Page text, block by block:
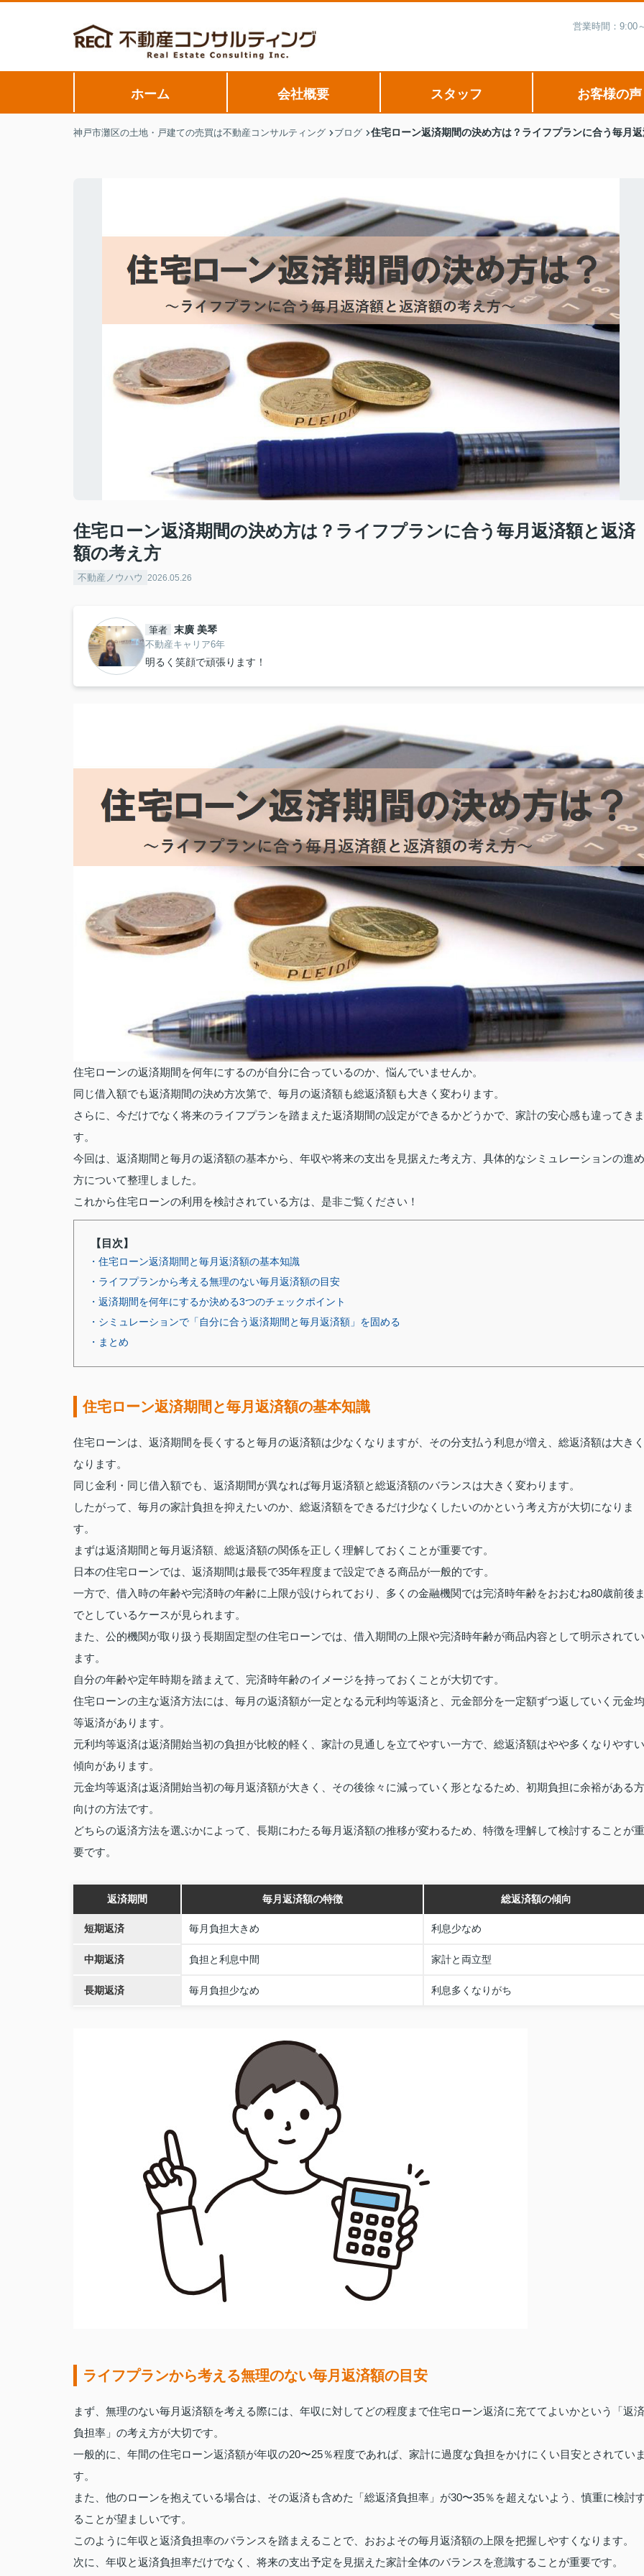
営業時間：
ホーム 会社概要 スタッフ お客様の声
神戸市灘区の土地・戸建ての売買は不動産コンサルティング ブログ 住宅ローン返済期間の決め方は？ライフプランに合う毎月
住宅ローン返済期間の決め方は？ライフプランに合う毎月返済額と返済
額の考え方
不動産ノウハウ 2026.05.26
筆者 末廣 美琴
不動産キャリア6年
明るく笑顔で頑張ります！
住宅ローンの返済期間を何年にするのが自分に合っているのか、悩んでいませんか。
同じ借入額でも返済期間の決め方次第で、毎月の返済額も総返済額も大きく変わります。
さらに、今だけでなく将来のライフプランを踏まえた返済期間の設定ができるかどうかで、家計の安心感も違ってきま
す。
今回は、返済期間と毎月の返済額の基本から、年収や将来の支出を見据えた考え方、具体的なシミュレーションの進め
方について整理しました。
これから住宅ローンの利用を検討されている方は、是非ご覧ください！
【目次】
・住宅ローン返済期間と毎月返済額の基本知識
・ライフプランから考える無理のない毎月返済額の目安
・返済期間を何年にするか決める3つのチェックポイント
・シミュレーションで「自分に合う返済期間と毎月返済額」を固める
・まとめ
住宅ローン返済期間と毎月返済額の基本知識
住宅ローンは、返済期間を長くすると毎月の返済額は少なくなりますが、その分支払う利息が増え、総返済額は大きく
なります。
同じ金利・同じ借入額でも、返済期間が異なれば毎月返済額と総返済額のバランスは大きく変わります。
したがって、毎月の家計負担を抑えたいのか、総返済額をできるだけ少なくしたいのかという考え方が大切になりま
す。
まずは返済期間と毎月返済額、総返済額の関係を正しく理解しておくことが重要です。
日本の住宅ローンでは、返済期間は最長で35年程度まで設定できる商品が一般的です。
一方で、借入時の年齢や完済時の年齢に上限が設けられており、多くの金融機関では完済時年齢をおおむね80歳前後
でとしているケースが見られます。
また、公的機関が取り扱う長期固定型の住宅ローンでは、借入期間の上限や完済時年齢が商品内容として明示されてい
ます。
自分の年齢や定年時期を踏まえて、完済時年齢のイメージを持っておくことが大切です。
住宅ローンの主な返済方法には、毎月の返済額が一定となる元利均等返済と、元金部分を一定額ずつ返していく元金均
等返済があります。
元利均等返済は返済開始当初の負担が比較的軽く、家計の見通しを立てやすい一方で、総返済額はやや多くなりやすい
傾向があります。
元金均等返済は返済開始当初の毎月返済額が大きく、その後徐々に減っていく形となるため、初期負担に余裕がある方
向けの方法です。
どちらの返済方法を選ぶかによって、長期にわたる毎月返済額の推移が変わるため、特徴を理解して検討することが重
要です。
返済期間 毎月返済額の特徴 総返済額の傾向
短期返済 毎月負担大きめ 利息少なめ
中期返済 負担と利息中間 家計と両立型
長期返済 毎月負担少なめ 利息多くなりがち
ライフプランから考える無理のない毎月返済額の目安
まず、無理のない毎月返済額を考える際には、年収に対してどの程度まで住宅ローン返済に充ててよいかという「返済
負担率」の考え方が大切です。
一般的に、年間の住宅ローン返済額が年収の20〜25％程度であれば、家計に過度な負担をかけにくい目安とされてい
す。
また、他のローンを抱えている場合は、その返済も含めた「総返済負担率」が30〜35％を超えないよう、慎重に検討
ることが望ましいです。
このように年収と返済負担率のバランスを踏まえることで、おおよその毎月返済額の上限を把握しやすくなります。
次に、年収と返済負担率だけでなく、将来の支出予定を見据えた家計全体のバランスを意識することが重要です。